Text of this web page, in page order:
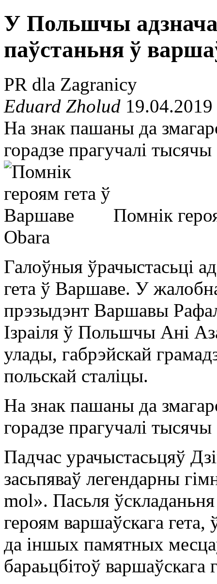
У Польшчы
паўстаньня ў
PR dla Zagranicy
Eduard Zholud
На знак пашаны да
горадзе прагучалі
Помнік
Obara
Галоўныя ўрачыстасьці
гета ў Варшаве. У
прэзыдэнт Варшавы
Ізраіля ў Польшчы Ані
улады, габрэйскай
польскай сталіцы.
На знак пашаны да
горадзе прагучалі
Падчас урачыстасьцяў
засьпяваў легендарны
mol». Пасьля
героям варшаўскага
да іншых памятных
бараьцбітоў варшаўскага